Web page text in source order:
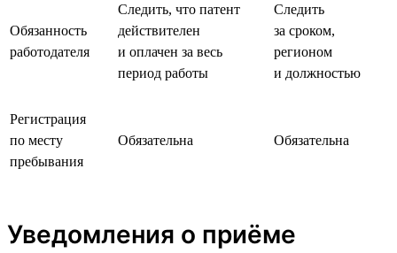
Обязанность
работодателя
Следить, что патент
действителен
и оплачен за весь
период работы
Следить
за сроком,
регионом
и должностью
Регистрация
по месту
пребывания
Обязательна Обязательна
Уведомления о приёме